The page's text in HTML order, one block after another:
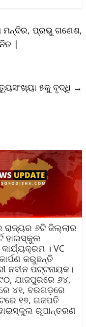
ମନ୍ଦିର, ପ୍ରଭୁ ଗଣେଶ,
|
୫କୁ ବୃଦ୍ଧି →
ରାଜ୍ୟର ୬ଟି ଜିଲ୍ଲାର
ହାଇସ୍କୁଲ
। VC
କରୁଛନ୍ତି
ନବୀନ ପଟ୍ଟନାୟକ।
ଯାଜପୁରରେ ୬୪,
୪୧, ବରଗଡ଼ରେ
୧୭, ଗଜପତି
ରୂପାନ୍ତରଣ